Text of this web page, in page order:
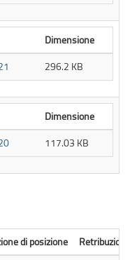
Dimensione
296.2 KB
Dimensione
117.03 KB
di posizione